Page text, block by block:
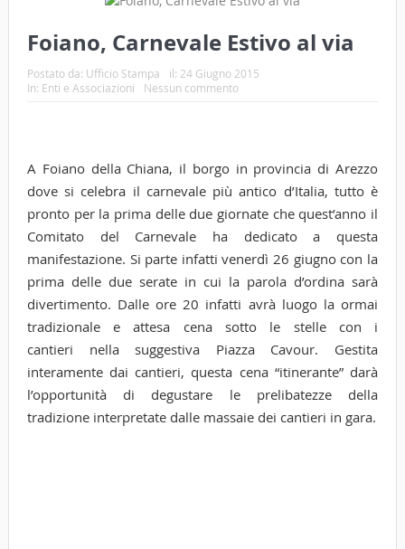
Foiano, Carnevale Estivo al via
Postato da: Ufficio Stampa il: 24 Giugno 2015
In: Enti e Associazioni Nessun commento
A Foiano della Chiana, il borgo in provincia di Arezzo
dove si celebra il carnevale più antico d’Italia, tutto è
pronto per la prima delle due giornate che quest’anno il
Comitato del Carnevale ha dedicato a questa
manifestazione. Si parte infatti venerdì 26 giugno con la
prima delle due serate in cui la parola d’ordina sarà
divertimento. Dalle ore 20 infatti avrà luogo la ormai
tradizionale e attesa cena sotto le stelle con i
cantieri nella suggestiva Piazza Cavour. Gestita
interamente dai cantieri, questa cena “itinerante” darà
l’opportunità di degustare le prelibatezze della
tradizione interpretate dalle massaie dei cantieri in gara.